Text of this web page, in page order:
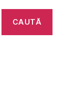
CAUTĂ